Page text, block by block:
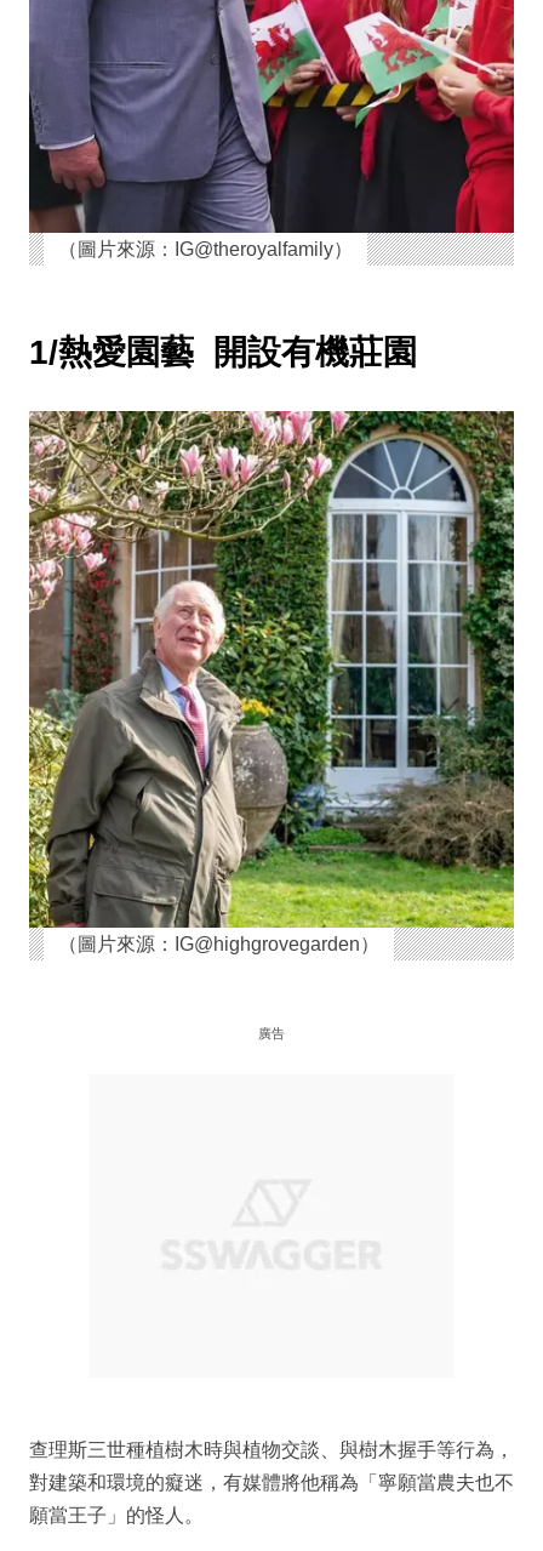
（圖片來源：IG@theroyalfamily）
1/熱愛園藝 開設有機莊園
（圖片來源：IG@highgrovegarden）
廣告
查理斯三世種植樹木時與植物交談、與樹木握手等行為，
對建築和環境的癡迷，有媒體將他稱為「寧願當農夫也不
願當王子」的怪人。